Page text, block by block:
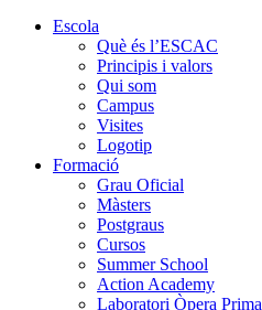
Escola
Què és l’ESCAC
Principis i valors
Qui som
Campus
Visites
Logotip
Formació
Grau Oficial
Màsters
Postgraus
Cursos
Summer School
Action Academy
Laboratori Òpera Prima